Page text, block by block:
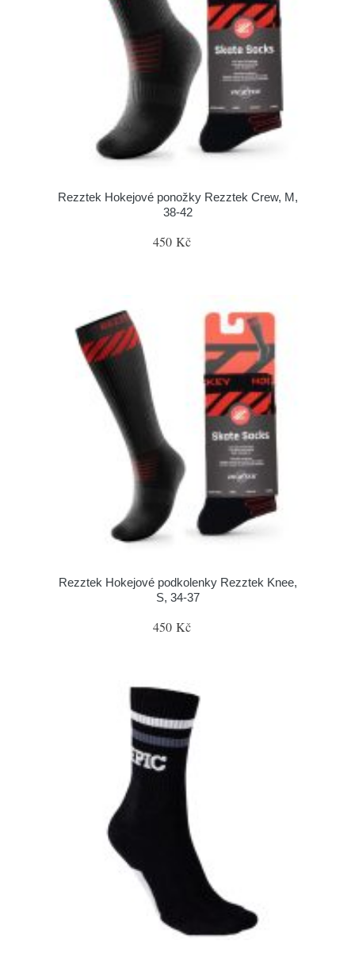
Rezztek Hokejové ponožky Rezztek Crew, M,
38-42
450 Kč
Rezztek Hokejové podkolenky Rezztek Knee,
S, 34-37
450 Kč